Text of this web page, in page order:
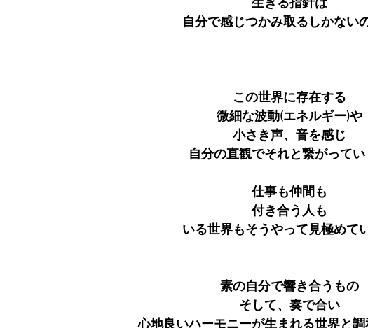
生きる指針は
自分で感じつかみ取るしかない
この世界に存在する
微細な波動(エネルギー)や
小さき声、音を感じ
自分の直観でそれと繋がってい
仕事も仲間も
付き合う人も
いる世界もそうやって見極めてい
素の自分で響き合うもの
そして、奏で合い
心地良いハーモニーが生まれる世界と調